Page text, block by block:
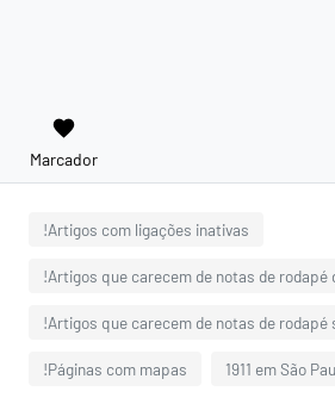
favorite
Marcador
!Artigos com ligações inativas
!Artigos que carecem de notas de rodapé
!Artigos que carecem de notas de rodapé
!Páginas com mapas 1911 em São